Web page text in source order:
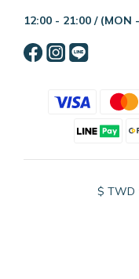
12:00 - 21:00 / (MON
$ TWD